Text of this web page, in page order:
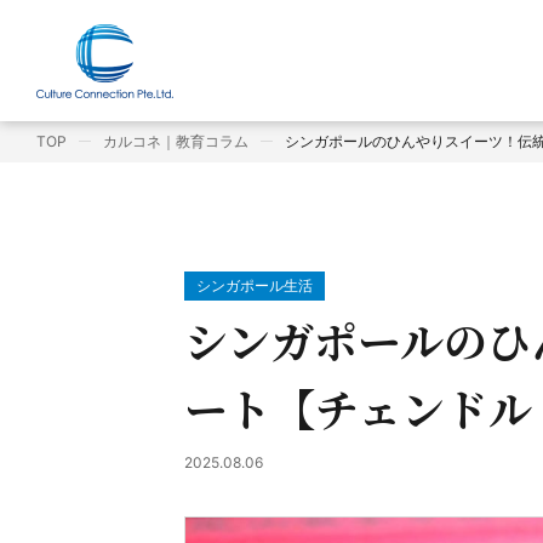
TOP カルコネ｜教育コラム シンガポールのひんやりスイーツ！伝
シンガポール生活
シンガポールの
ート【チェンド
2025.08.06